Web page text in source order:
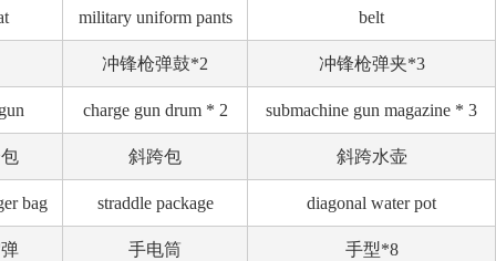
military uniform pants belt
冲锋枪弹鼓*2 冲锋枪弹夹*3
charge gun drum * 2 submachine gun magazine * 3
斜跨包 斜跨水壶
bag straddle package diagonal water pot
手电筒 手型*8